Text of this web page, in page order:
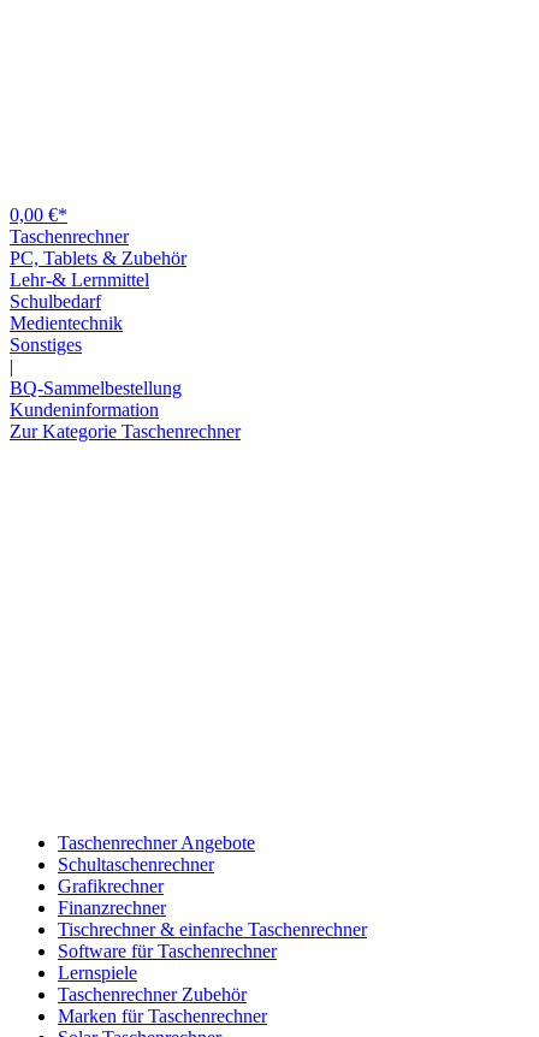
0,00 €*
Taschenrechner
PC, Tablets & Zubehör
Lehr-& Lernmittel
Schulbedarf
Medientechnik
Sonstiges
|
BQ-Sammelbestellung
Kundeninformation
Zur Kategorie Taschenrechner
Taschenrechner Angebote
Schultaschenrechner
Grafikrechner
Finanzrechner
Tischrechner & einfache Taschenrechner
Software für Taschenrechner
Lernspiele
Taschenrechner Zubehör
Marken für Taschenrechner